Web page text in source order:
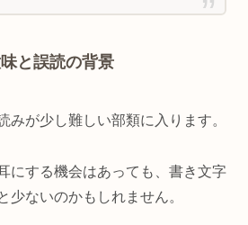
と誤読の背景
みが少し難しい部類に入ります。
にする機会はあっても、書き文字
少ないのかもしれません。